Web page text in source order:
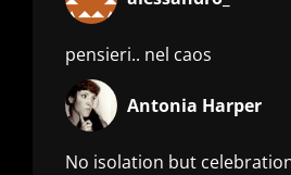
pensieri.. nel caos
Antonia Harper
No isolation but